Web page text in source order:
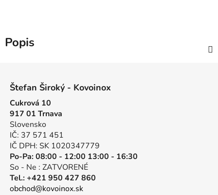
Popis
Štefan Široký - Kovoinox
Cukrová 10
917 01 Trnava
Slovensko
IČ: 37 571 451
IČ DPH: SK 1020347779
Po-Pa: 08:00 - 12:00 13:00 - 16:30
So - Ne : ZATVORENÉ
Tel.: +421 950 427 860
obchod@kovoinox.sk